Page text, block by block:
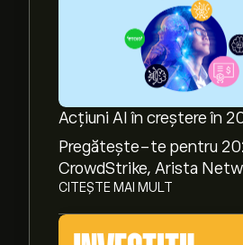
Acțiuni AI în creștere în
Pregătește-te pentru
CrowdStrike, Arista
CITEȘTE MAI MULT